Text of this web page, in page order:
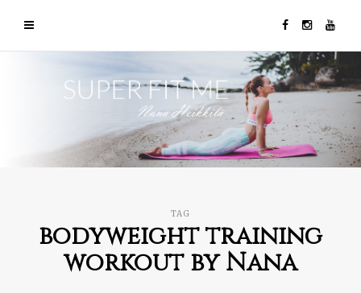
TAG
bodyweight training
workout by Nana